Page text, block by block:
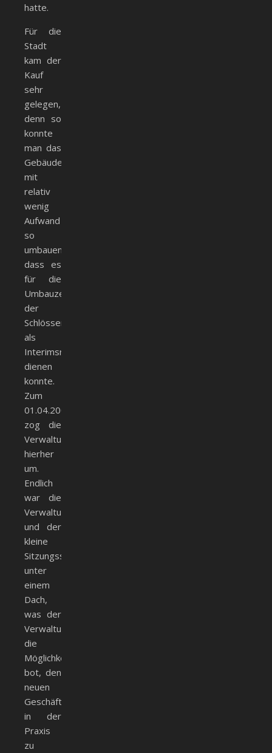
hatte.
Für die
Stadt
kam der
Kauf
sehr
gelegen,
denn so
konnte
man das
Gebäude
mit
relativ
wenig
Aufwand
so
umbauen,
dass es
für die
Umbauzeit
der
Schlösser
als
Interimsrathaus
dienen
konnte.
Zum
01.04.2009
zog die
Verwaltung
hierher
um.
Endlich
war die
Verwaltung
und der
kleine
Sitzungssaal
unter
einem
Dach,
was der
Verwaltung
die
Möglichkeit
bot, den
neuen
Geschäftsverteilungsplan
in der
Praxis
zu